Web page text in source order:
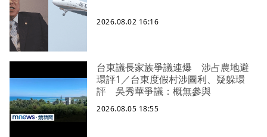
2026.08.02 16:16
台東議長家族爭議連爆 涉占農地避
環評1／台東度假村涉圖利、疑躲環
評 吳秀華爭議：概無參與
2026.08.05 18:55